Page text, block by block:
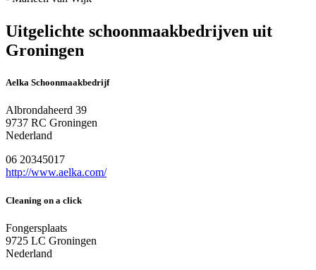
Uitgelichte schoonmaakbedrijven uit
Groningen
Aelka Schoonmaakbedrijf
Albrondaheerd 39
9737 RC Groningen
Nederland
06 20345017
http://www.aelka.com/
Cleaning on a click
Fongersplaats
9725 LC Groningen
Nederland